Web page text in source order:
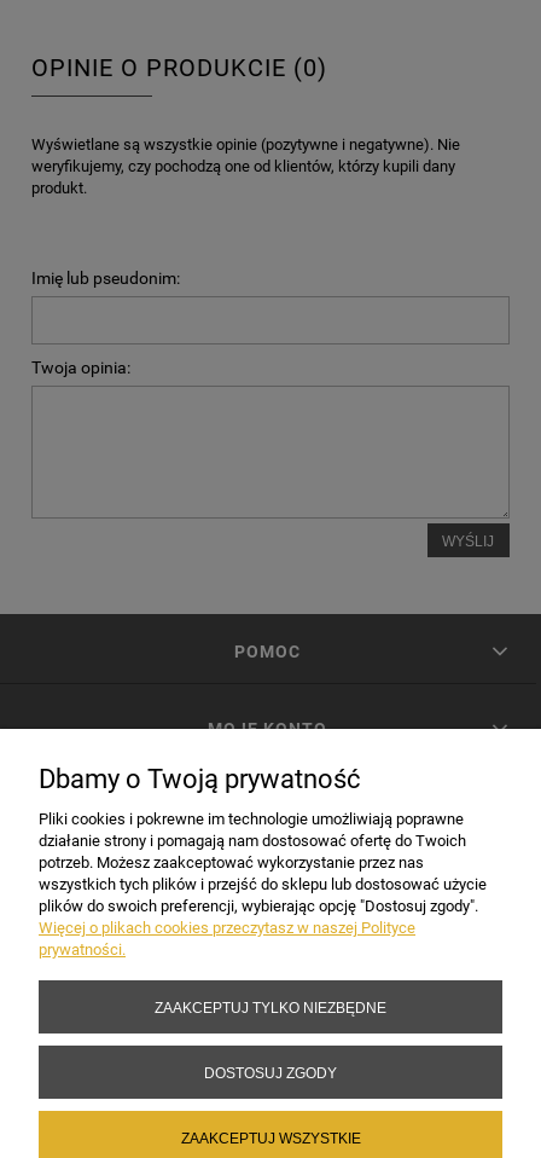
OPINIE O PRODUKCIE (0)
Wyświetlane są wszystkie opinie (pozytywne i negatywne). Nie
weryfikujemy, czy pochodzą one od klientów, którzy kupili dany
produkt.
Imię lub pseudonim:
Twoja opinia:
WYŚLIJ
POMOC
MOJE KONTO
INFORMACJE
Copyright 2017-2026 Sakramento.pl
Dbamy o Twoją prywatność
Pliki cookies i pokrewne im technologie umożliwiają poprawne
działanie strony i pomagają nam dostosować ofertę do Twoich
potrzeb. Możesz zaakceptować wykorzystanie przez nas
wszystkich tych plików i przejść do sklepu lub dostosować użycie
plików do swoich preferencji, wybierając opcję "Dostosuj zgody".
Więcej o plikach cookies przeczytasz w naszej Polityce
prywatności.
ZAAKCEPTUJ TYLKO NIEZBĘDNE
DOSTOSUJ ZGODY
ZAAKCEPTUJ WSZYSTKIE